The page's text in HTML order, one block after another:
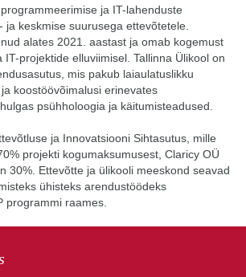
ja IT-lahenduste
ja keskmise suurusega ettevõtetele.
alates 2021. aastast ja omab kogemust
projektide elluviimisel. Tallinna Ülikool on
mis pakub laiaulatuslikku
koostöövõimalusi erinevates
psühholoogia ja käitumisteadused.
ja Innovatsiooni Sihtasutus, mille
projekti kogumaksumusest, Claricy OÜ
30%. Ettevõtte ja ülikooli meeskond seavad
ühisteks arendustöödeks
programmi raames.